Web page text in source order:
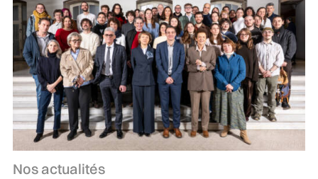
Catégories :
Nos actualités